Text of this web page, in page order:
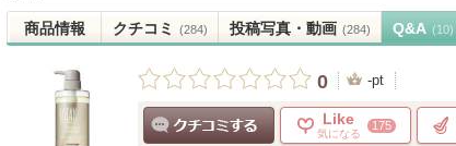
ト)からの
お知らせが
商品情報 クチコミ (284) 投稿写真・動画 (284) Q&A (10)
0 -pt
Like
気になる
175